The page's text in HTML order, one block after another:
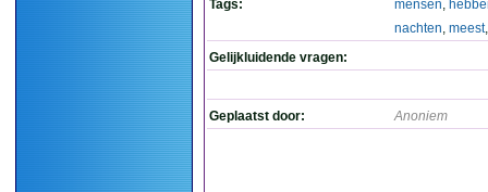
Tags:
mensen,
nachten, meest
Gelijkluidende vragen:
Geplaatst door: Anoniem